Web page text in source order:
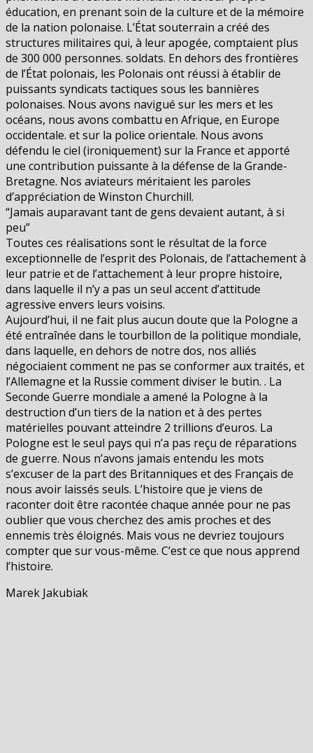
éducation, en prenant soin de la culture et de la mémoire
de la nation polonaise. L’État souterrain a créé des
structures militaires qui, à leur apogée, comptaient plus
de 300 000 personnes. soldats. En dehors des frontières
de l’État polonais, les Polonais ont réussi à établir de
puissants syndicats tactiques sous les bannières
polonaises. Nous avons navigué sur les mers et les
océans, nous avons combattu en Afrique, en Europe
occidentale. et sur la police orientale. Nous avons
défendu le ciel (ironiquement) sur la France et apporté
une contribution puissante à la défense de la Grande-
Bretagne. Nos aviateurs méritaient les paroles
d’appréciation de Winston Churchill.
“Jamais auparavant tant de gens devaient autant, à si
peu”
Toutes ces réalisations sont le résultat de la force
exceptionnelle de l’esprit des Polonais, de l’attachement à
leur patrie et de l’attachement à leur propre histoire,
dans laquelle il n’y a pas un seul accent d’attitude
agressive envers leurs voisins.
Aujourd’hui, il ne fait plus aucun doute que la Pologne a
été entraînée dans le tourbillon de la politique mondiale,
dans laquelle, en dehors de notre dos, nos alliés
négociaient comment ne pas se conformer aux traités, et
l’Allemagne et la Russie comment diviser le butin. . La
Seconde Guerre mondiale a amené la Pologne à la
destruction d’un tiers de la nation et à des pertes
matérielles pouvant atteindre 2 trillions d’euros. La
Pologne est le seul pays qui n’a pas reçu de réparations
de guerre. Nous n’avons jamais entendu les mots
s’excuser de la part des Britanniques et des Français de
nous avoir laissés seuls. L’histoire que je viens de
raconter doit être racontée chaque année pour ne pas
oublier que vous cherchez des amis proches et des
ennemis très éloignés. Mais vous ne devriez toujours
compter que sur vous-même. C’est ce que nous apprend
l’histoire.
Marek Jakubiak